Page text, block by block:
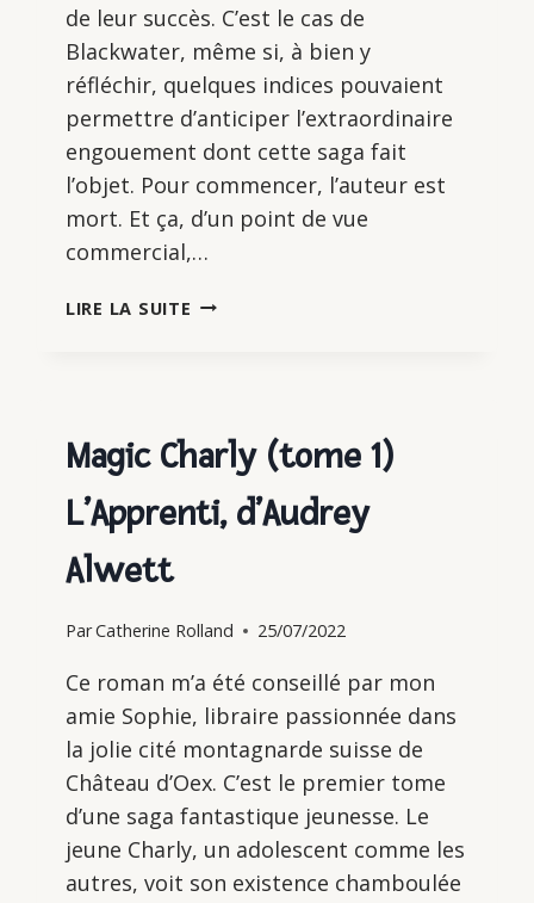
de leur succès. C’est le cas de
Blackwater, même si, à bien y
réfléchir, quelques indices pouvaient
permettre d’anticiper l’extraordinaire
engouement dont cette saga fait
l’objet. Pour commencer, l’auteur est
mort. Et ça, d’un point de vue
commercial,…
LIRE LA SUITE BLACKWATER,
Magic Charly (tome 1)
L’Apprenti, d’Audrey
Alwett
ParCatherine Rolland 25/07/2022
Ce roman m’a été conseillé par mon
amie Sophie, libraire passionnée dans
la jolie cité montagnarde suisse de
Château d’Oex. C’est le premier tome
d’une saga fantastique jeunesse. Le
jeune Charly, un adolescent comme les
autres, voit son existence chamboulée